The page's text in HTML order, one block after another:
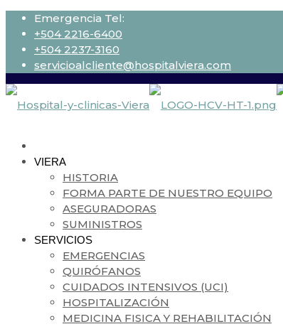
Emergencia Tel:
+504 2216-6400
+504 2237-3160
servicioalcliente@hospitalviera.com
VIERA
HISTORIA
FORMA PARTE DE NUESTRO EQUIPO
ASEGURADORAS
SUMINISTROS
SERVICIOS
EMERGENCIAS
QUIRÓFANOS
CUIDADOS INTENSIVOS (UCI)
HOSPITALIZACIÓN
MEDICINA FISICA Y REHABILITACIÓN